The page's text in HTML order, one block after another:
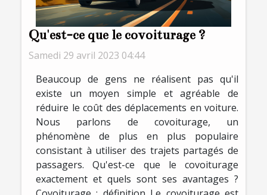
Qu'est-ce que le covoiturage ?
Samedi 29 avril 2023 04:44
Beaucoup de gens ne réalisent pas qu'il
existe un moyen simple et agréable de
réduire le coût des déplacements en voiture.
Nous parlons de covoiturage, un
phénomène de plus en plus populaire
consistant à utiliser des trajets partagés de
passagers. Qu'est-ce que le covoiturage
exactement et quels sont ses avantages ?